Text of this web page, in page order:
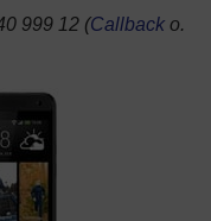
999 12 (Callback o.